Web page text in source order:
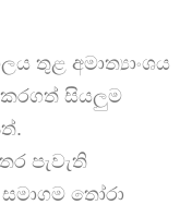
තුළ අමාත්‍යාංශය
සියලුම
පැවැති
සමාගම තෝරා